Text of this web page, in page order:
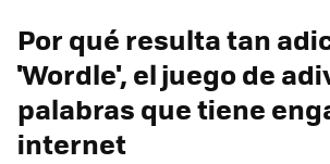
Por qué resulta tan
'Wordle', el juego de
palabras que tiene
internet